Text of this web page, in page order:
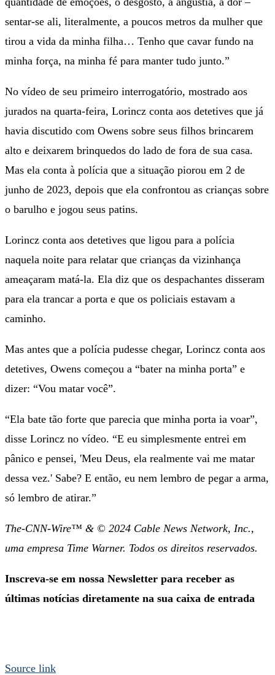
sentar-se ali, literalmente, a poucos metros da mulher que
tirou a vida da minha filha… Tenho que cavar fundo na
minha força, na minha fé para manter tudo junto.”
No vídeo de seu primeiro interrogatório, mostrado aos
jurados na quarta-feira, Lorincz conta aos detetives que já
havia discutido com Owens sobre seus filhos brincarem
alto e deixarem brinquedos do lado de fora de sua casa.
Mas ela conta à polícia que a situação piorou em 2 de
junho de 2023, depois que ela confrontou as crianças sobre
o barulho e jogou seus patins.
Lorincz conta aos detetives que ligou para a polícia
naquela noite para relatar que crianças da vizinhança
ameaçaram matá-la. Ela diz que os despachantes disseram
para ela trancar a porta e que os policiais estavam a
caminho.
Mas antes que a polícia pudesse chegar, Lorincz conta aos
detetives, Owens começou a “bater na minha porta” e
dizer: “Vou matar você”.
“Ela bate tão forte que parecia que minha porta ia voar”,
disse Lorincz no vídeo. “E eu simplesmente entrei em
pânico e pensei, 'Meu Deus, ela realmente vai me matar
dessa vez.' Sabe? E então, eu nem lembro de pegar a arma,
só lembro de atirar.”
The-CNN-Wire™ & © 2024 Cable News Network, Inc.,
uma empresa Time Warner. Todos os direitos reservados.
Inscreva-se em nossa Newsletter para receber as
últimas notícias diretamente na sua caixa de entrada
Source link